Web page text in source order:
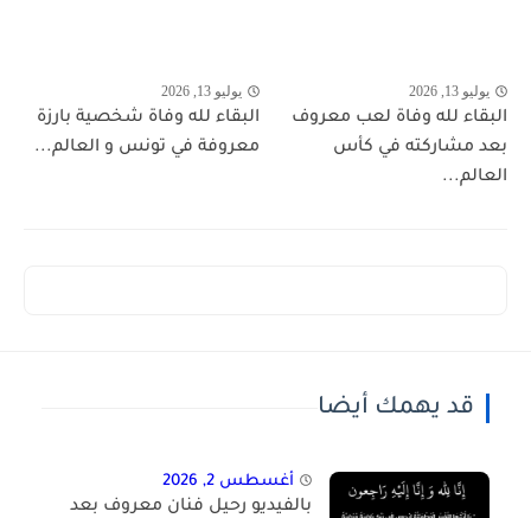
يوليو 13, 2026
البقاء لله وفاة لعب معروف
بعد مشاركته في كأس
العالم...
يوليو 13, 2026
البقاء لله وفاة شخصية بارزة
معروفة في تونس و العالم...
قد يهمك أيضا
أغسطس 2, 2026
بالفيديو رحيل فنان معروف بعد